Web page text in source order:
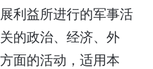
利益所进行的军事活
的政治、经济、外
面的活动，适用本